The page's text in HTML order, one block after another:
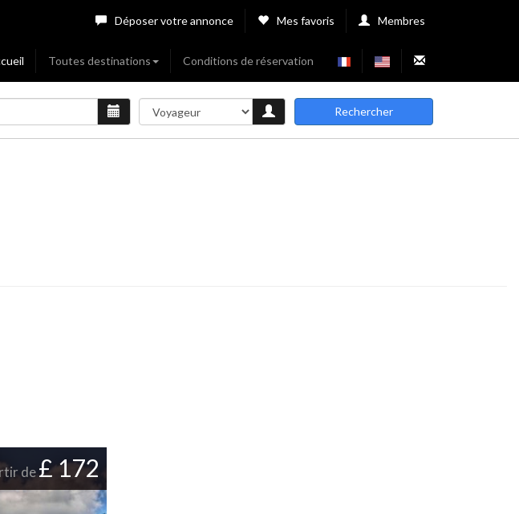
Déposer votre annonce Mes favoris Membres
Toutes destinations Conditions de réservation
Rechercher
de£ 172